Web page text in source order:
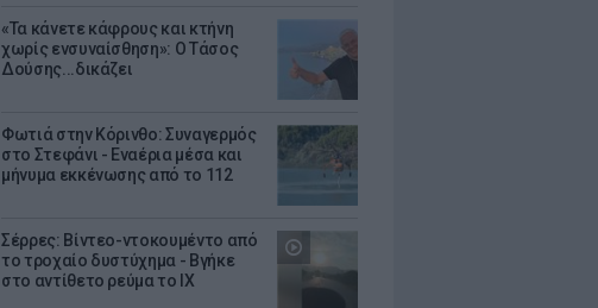
«Τα κάνετε κάφρους και κτήνη
χωρίς ενσυναίσθηση»: Ο Τάσος
Δούσης...δικάζει
Φωτιά στην Κόρινθο: Συναγερμός
στο Στεφάνι - Εναέρια μέσα και
μήνυμα εκκένωσης από το 112
Σέρρες: Βίντεο-ντοκουμέντο από
το τροχαίο δυστύχημα - Βγήκε
στο αντίθετο ρεύμα το ΙΧ